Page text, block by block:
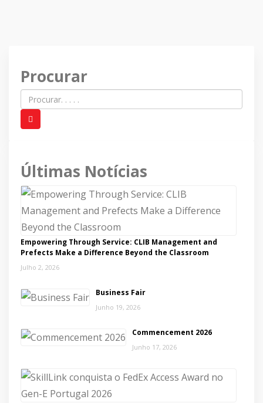
Procurar
Últimas Notícias
Empowering Through Service: CLIB Management and
Prefects Make a Difference Beyond the Classroom
Julho 2, 2026
Business Fair
Junho 19, 2026
Commencement 2026
Junho 17, 2026